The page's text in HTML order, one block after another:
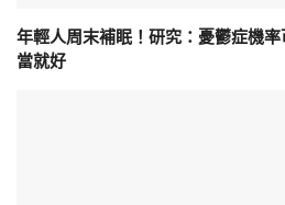
年輕人周末補眠！研究：憂鬱症機
當就好